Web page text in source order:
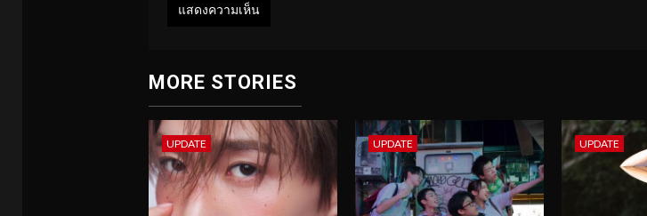
MORE STORIES
UPDATE UPDATE UPDATE